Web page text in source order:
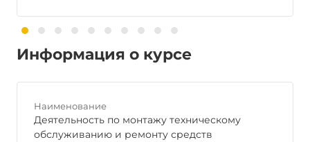
Информация о курсе
Наименование
Деятельность по монтажу техническому
обслуживанию и ремонту средств